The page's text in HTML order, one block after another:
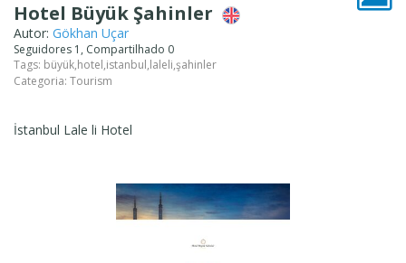
Hotel Büyük Şahinler
Autor: Gökhan Uçar
Seguidores 1, Compartilhado 0
Tags: büyük,hotel,istanbul,laleli,şahinler
Categoria: Tourism
İstanbul Lale li Hotel